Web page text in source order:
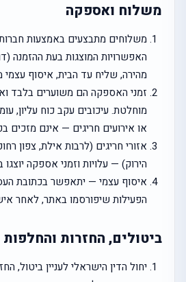
משלוח ואספקה
משלוחים מתבצעים באמצעות
האפשרויות המוצגות בעת ההזמנה
מהירה, שליח עד הבית, איסוף עצמי
זמני האספקה הם משוערים בלבד
מוחלטת. עיכובים עקב כוח עליון,
או אירועים חריגים — אינם מזכים
אזורי חריגים (לרבות אילת, צפון
הירוק) — עלויות וזמני אספקה
איסוף עצמי — יתאפשר בכתובת
הפעילות שיפורסמו באתר, לאחר
ביטולים, החזרות והחלפות
יחול הדין הישראלי לעניין ביטול,